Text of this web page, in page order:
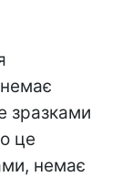
зразками
це
немає